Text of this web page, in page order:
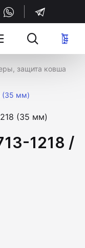
защита ковша
(35 мм)
1218 /